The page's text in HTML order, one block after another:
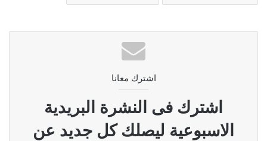
اشترك معانا
اشترك فى النشرة البريدية
الاسبوعية ليصلك كل جديد عن